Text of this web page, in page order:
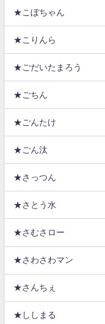
★こぼちゃん
★こりんら
★ごだいたまろう
★ごちん
★ごんたけ
★ごん汰
★さっつん
★さとう水
★さむさロー
★さわさわマン
★さんちぇ
★ししまる